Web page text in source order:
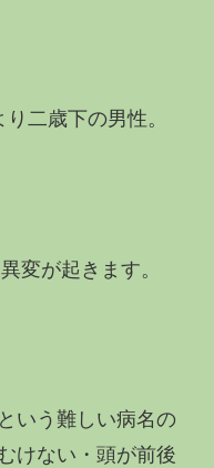
二歳下の男性。
変が起きます。
いう難しい病名の
けない・頭が前後